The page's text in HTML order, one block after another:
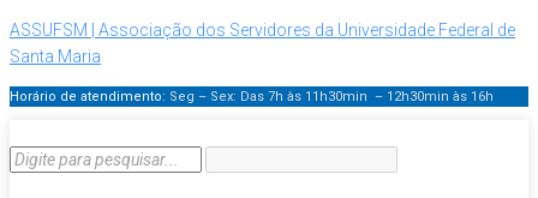
ASSUFSM | Associação dos Servidores da Universidade Federal de
Santa Maria
Horário de atendimento: Seg – Sex: Das 7h às 11h30min – 12h30min às 16h